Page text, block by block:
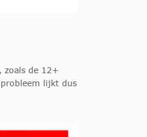
zoals de 12+
lijkt dus